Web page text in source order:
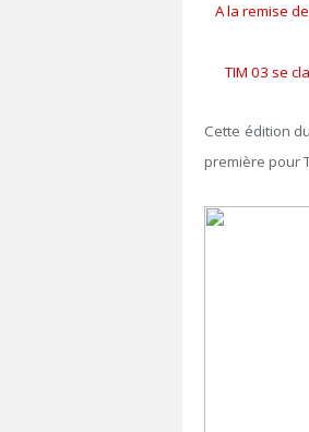
A la remise
TIM 03 se
Cette édition
première pour